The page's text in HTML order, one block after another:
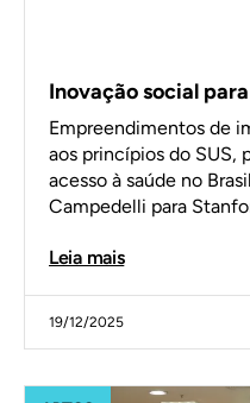
Inovação social
Empreendimentos de
aos princípios do SUS,
acesso à saúde no
Campedelli para
Leia mais
19/12/2025